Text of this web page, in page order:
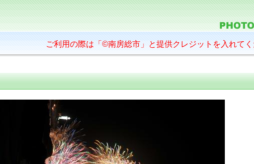
ご利用の際は「©南房総市」と提供クレジットを入れてく